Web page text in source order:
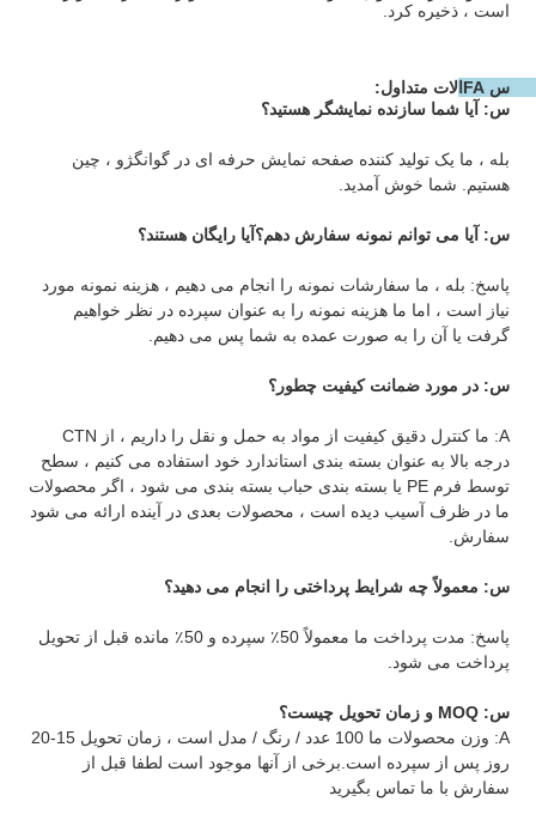
است ، ذخیره کرد.
س FAالات متداول:
س: آیا شما سازنده نمایشگر هستید؟
هستیم. شما خوش آمدید.
س: آیا می توانم نمونه سفارش دهم؟آیا رایگان هستند؟
پاسخ: بله ، ما سفارشات نمونه را انجام می دهیم ، هزینه نمونه مورد
گرفت یا آن را به صورت عمده به شما پس می دهیم.
س: در مورد ضمانت کیفیت چطور؟
A: ما کنترل دقیق کیفیت از مواد به حمل و نقل را داریم ، از CTN
ما در ظرف آسیب دیده است ، محصولات بعدی در آینده ارائه می شود
سفارش.
س: معمولاً چه شرایط پرداختی را انجام می دهید؟
پرداخت می شود.
س: MOQ و زمان تحویل چیست؟
A: وزن محصولات ما 100 عدد / رنگ / مدل است ، زمان تحویل 15-20
سفارش با ما تماس بگیرید